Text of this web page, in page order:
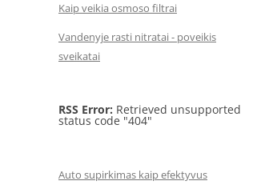
Kaip veikia osmoso filtrai
Vandenyje rasti nitratai - poveikis
sveikatai
RSS Error: Retrieved unsupported
status code "404"
Auto supirkimas kaip efektyvus